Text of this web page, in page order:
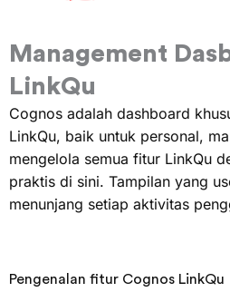
Management
LinkQu
Cognos adalah dashboard
LinkQu, baik untuk personal,
mengelola semua fitur LinkQu
praktis di sini. Tampilan yang
menunjang setiap aktivitas
Pengenalan fitur Cognos LinkQu